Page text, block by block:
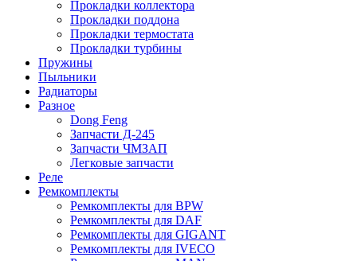
Прокладки коллектора
Прокладки поддона
Прокладки термостата
Прокладки турбины
Пружины
Пыльники
Радиаторы
Разное
Dong Feng
Запчасти Д-245
Запчасти ЧМЗАП
Легковые запчасти
Реле
Ремкомплекты
Ремкомплекты для BPW
Ремкомплекты для DAF
Ремкомплекты для GIGANT
Ремкомплекты для IVECO